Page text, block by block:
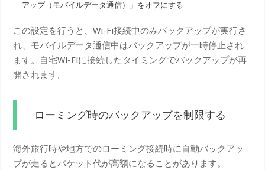
アップ（モバイルデータ通信）」をオフにする
この設定を行うと、Wi-Fi接続中のみバックアップが実行さ
れ、モバイルデータ通信中はバックアップが一時停止され
ます。自宅Wi-Fiに接続したタイミングでバックアップが再
開されます。
ローミング時のバックアップを制限する
海外旅行時や地方でのローミング接続時に自動バックアッ
プが走るとパケット代が高額になることがあります。